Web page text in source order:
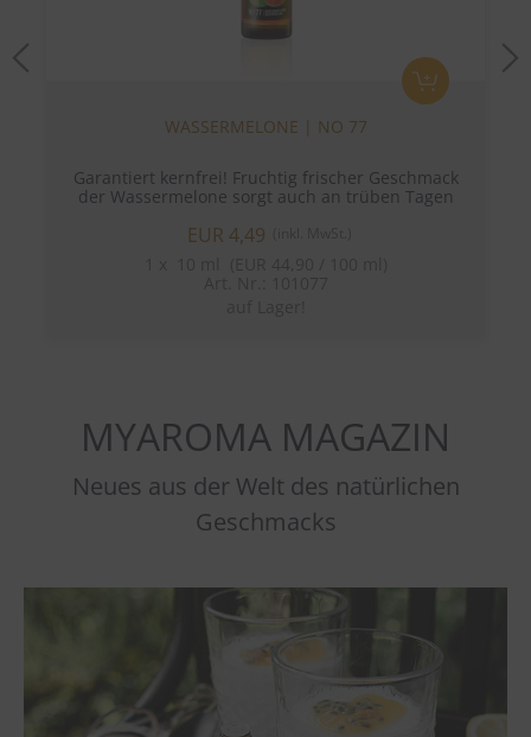
WASSERMELONE | NO 77
Garantiert kernfrei! Fruchtig frischer Geschmack
der Wassermelone sorgt auch an trüben Tagen
EUR 4,49
MYAROMA MAGAZIN
Neues aus der Welt des natürlichen
Geschmacks